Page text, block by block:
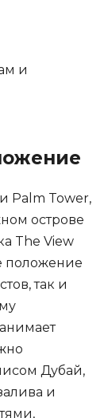
и
Palm Tower,
острове
The View
положение
так и
Дубай,
и